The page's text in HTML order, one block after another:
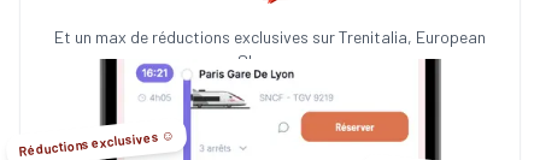
Et un max de réductions exclusives sur Trenitalia, European
Sleeper...
Réductions exclusives ☺️